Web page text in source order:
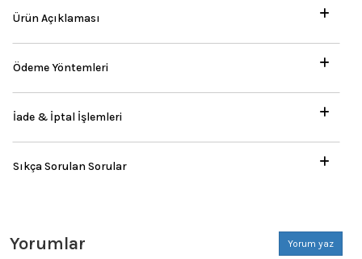
Ürün Açıklaması
Ödeme Yöntemleri
İade & İptal İşlemleri
Sıkça Sorulan Sorular
Yorumlar Yorum yaz